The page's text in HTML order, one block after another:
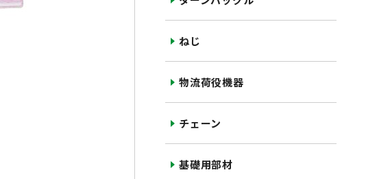
ねじ
物流荷役機器
チェーン
基礎用部材